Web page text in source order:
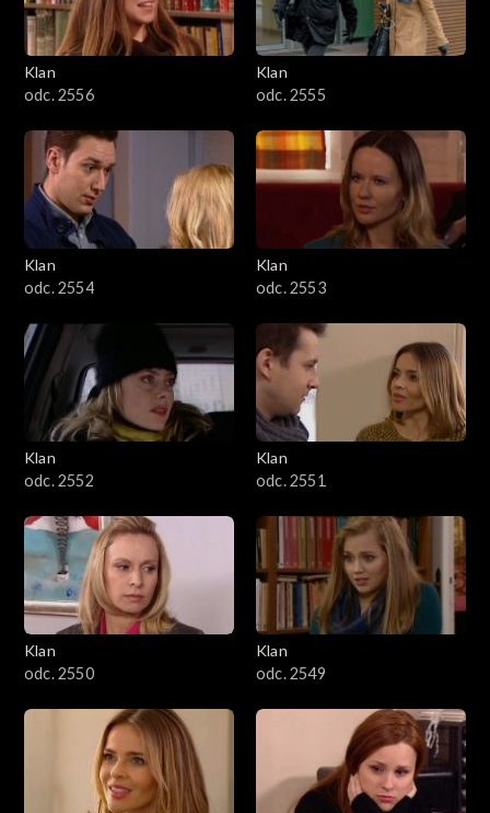
Klan
odc. 2556
Klan
odc. 2555
Klan
odc. 2554
Klan
odc. 2553
Klan
odc. 2552
Klan
odc. 2551
Klan
odc. 2550
Klan
odc. 2549